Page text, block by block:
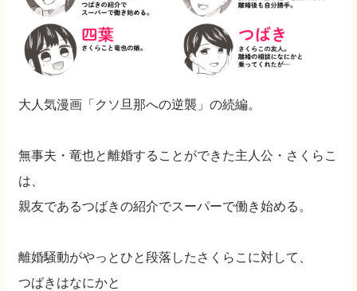
大人気漫画「クソ旦那への逆襲」の続編。
無事夫・竜也と離婚することができた主人公・さくらこ
は、
親友であるつばきの紹介でスーパーで働き始める。
離婚騒動がやっとひと段落したさくらこに対して、
つばきはなにかと